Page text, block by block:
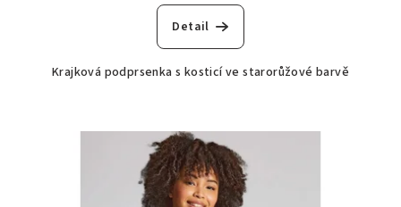
Detail
Krajková podprsenka s kosticí ve starorůžové barvě